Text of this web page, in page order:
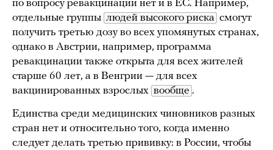
по вопросу ревакцинации нет и в ЕС. Например,
отдельные группы людей высокого риска смогут
получить третью дозу во всех упомянутых странах,
однако в Австрии, например, программа
ревакцинации также открыта для всех жителей
старше 60 лет, а в Венгрии — для всех
вакцинированных взрослых вообще .
Единства среди медицинских чиновников разных
стран нет и относительно того, когда именно
следует делать третью прививку: в России, чтобы